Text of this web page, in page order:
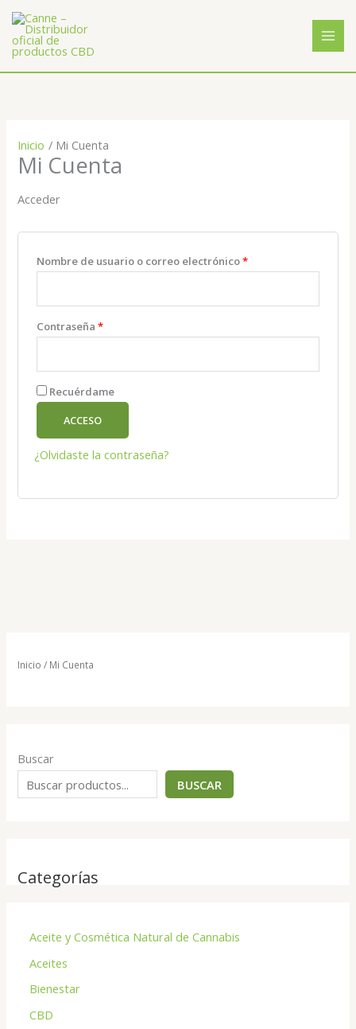
contenido
Inicio / Mi Cuenta
Buscar
BUSCAR
Categorías
Aceite y Cosmética Natural de Cannabis
Aceites
Bienestar
CBD
Inicio Mi Cuenta
Mi Cuenta
Acceder
Nombre de usuario o correo electrónico*
Contraseña*
Recuérdame
ACCESO
¿Olvidaste la contraseña?